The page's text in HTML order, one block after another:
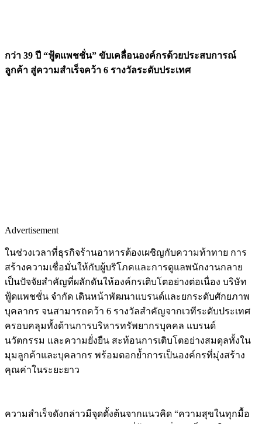
กว่า 39 ปี “ฟู้ดแพชชั่น” ขับเคลื่อนองค์กรด้วยประสบการณ์
ลูกค้า สู่ความสำเร็จคว้า 6 รางวัลระดับประเทศ
Advertisement
ในช่วงเวลาที่ธุรกิจร้านอาหารต้องเผชิญกับความท้าทาย การ
สร้างความเชื่อมั่นให้กับผู้บริโภคและการดูแลพนักงานกลาย
เป็นปัจจัยสำคัญที่ผลักดันให้องค์กรเติบโตอย่างต่อเนื่อง บริษัท
ฟู้ดแพชชั่น จำกัด เดินหน้าพัฒนาแบรนด์และยกระดับศักยภาพ
บุคลากร จนสามารถคว้า 6 รางวัลสำคัญจากเวทีระดับประเทศ
ครอบคลุมทั้งด้านการบริหารทรัพยากรบุคคล แบรนด์
นวัตกรรม และความยั่งยืน สะท้อนการเติบโตอย่างสมดุลทั้งใน
มุมลูกค้าและบุคลากร พร้อมตอกย้ำการเป็นองค์กรที่มุ่งสร้าง
คุณค่าในระยะยาว
ความสำเร็จดังกล่าวมีจุดตั้งต้นจากแนวคิด “ความสุขในทุกมื้อ